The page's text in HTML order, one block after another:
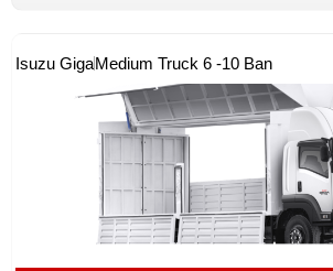
Isuzu GigaMedium Truck 6 -10 Ban